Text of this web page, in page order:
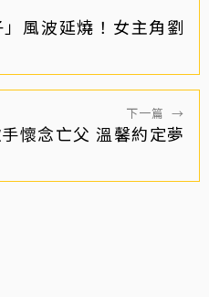
風波延燒！女主角劉
下一篇 →
懷念亡父 溫馨約定夢